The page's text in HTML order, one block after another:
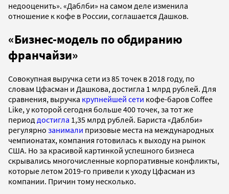
недооценить». «Даблби» на самом деле изменила
отношение к кофе в России, соглашается Дашков.
«Бизнес-модель по обдиранию
франчайзи»
Совокупная выручка сети из 85 точек в 2018 году, по
словам Цфасман и Дашкова, достигла 1 млрд рублей. Для
сравнения, выручка крупнейшей сети кофе-баров Coffee
Like, у которой сегодня больше 400 точек, за тот же
периоддостигла 1,35 млрд рублей. Бариста «Даблби»
регулярно занимали призовые места на международных
чемпионатах, компания готовилась к выходу на рынок
США. Но за красивой картинкой успешного бизнеса
скрывались многочисленные корпоративные конфликты,
которые летом 2019-го привели к уходу Цфасман из
компании. Причин тому несколько.